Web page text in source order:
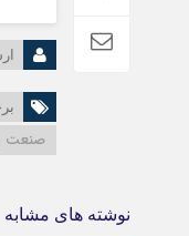
صنعت
نوشته های مشابه